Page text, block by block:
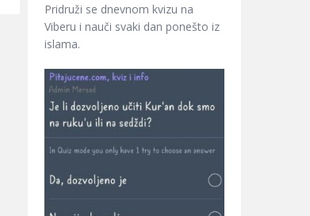
Pridruži se dnevnom kvizu na
Viberu i nauči svaki dan ponešto iz
islama.